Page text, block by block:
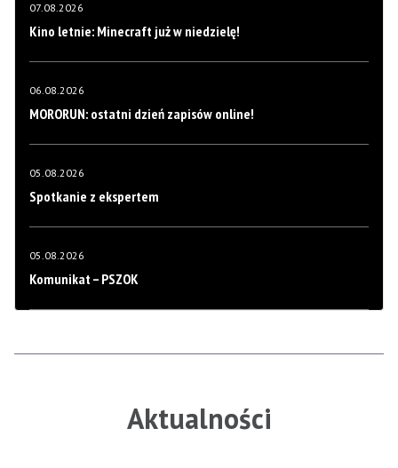
07.08.2026
Kino letnie: Minecraft już w niedzielę!
06.08.2026
MORORUN: ostatni dzień zapisów online!
05.08.2026
Spotkanie z ekspertem
05.08.2026
Komunikat – PSZOK
Aktualności